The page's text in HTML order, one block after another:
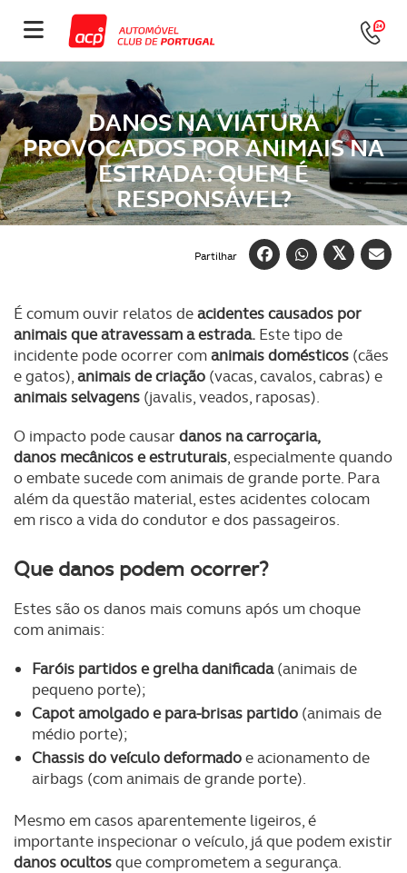
DANOS NA VIATURA
PROVOCADOS POR ANIMAIS NA
ESTRADA: QUEM É
RESPONSÁVEL?
Partilhar
É comum ouvir relatos deacidentes causados por
animais que atravessam a estrada. Este tipo de
incidente pode ocorrer comanimais domésticos (cães
e gatos),animais de criação (vacas, cavalos, cabras) e
animais selvagens (javalis, veados, raposas).
O impacto pode causardanos na carroçaria,
danos mecânicos e estruturais, especialmente quando
o embate sucede com animais de grande porte. Para
além da questão material, estes acidentes colocam
em risco a vida do condutor e dos passageiros.
Que danos podem ocorrer?
Estes são os danos mais comuns após um choque
com animais:
Faróis partidos e grelha danificada(animais de
pequeno porte);
Capot amolgado e para-brisas partido (animais de
médio porte);
Chassis do veículo deformadoe acionamento de
airbags (com animais de grande porte).
Mesmo em casos aparentemente ligeiros, é
importante inspecionar o veículo, já que podem existir
danos ocultosque comprometem a segurança.